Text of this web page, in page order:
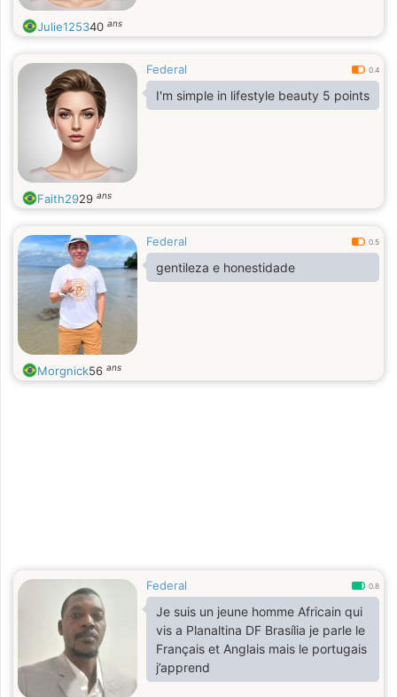
Julie125340 ans
Federal 0.4
I'm simple in lifestyle beauty 5 points
Faith2929 ans
Federal 0.5
gentileza e honestidade
Morgnick56 ans
Federal 0.8
Je suis un jeune homme Africain qui
vis a Planaltina DF Brasília je parle le
Français et Anglais mais le portugais
j’apprend